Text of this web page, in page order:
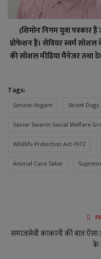
(शिमोन निगम युवा पत्रकार
प्रोफेशन हैं। सेवियर स्वर्म
की सोशल मीडिया मैनेजर तथा
Tags:
Simeon Nigam Street Dogs
Savior Swarm Social Welfare
Wildlife Protection Act-1972
Animal Care Taker
समाजसेवी काकानी की बात
के